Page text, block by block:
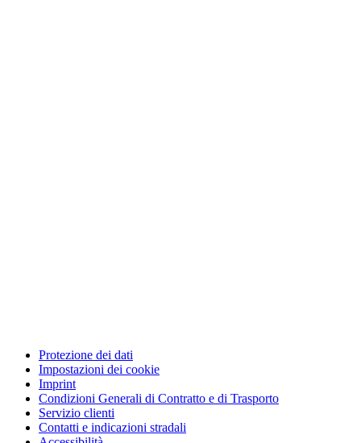
Protezione dei dati
Impostazioni dei cookie
Imprint
Condizioni Generali di Contratto e di Trasporto
Servizio clienti
Contatti e indicazioni stradali